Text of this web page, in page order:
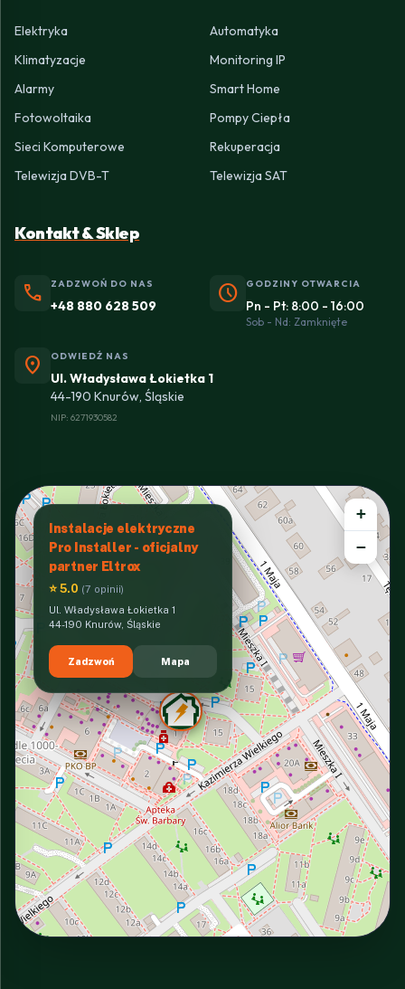
Elektryka
Automatyka
Klimatyzacje
Monitoring IP
Alarmy
Smart Home
Fotowoltaika
Pompy Ciepła
Sieci Komputerowe
Rekuperacja
Telewizja DVB-T
Telewizja SAT
Kontakt & Sklep
phone ZADZWOŃ DO NAS
+48 880 628 509 schedule GODZINY OTWARCIA
Pn - Pt: 8:00 - 16:00
Sob - Nd: Zamknięte
location_on ODWIEDŹ NAS
Ul. Władysława Łokietka 1
44-190 Knurów, Śląskie
NIP: 6271930582
Instalacje elektryczne
Pro Installer - oficjalny
partner Eltrox
⭐ 5.0 (7 opinii)
Ul. Władysława Łokietka 1
44-190 Knurów, Śląskie
Zadzwoń Mapa
+
−
INTERACTIVE VIEW